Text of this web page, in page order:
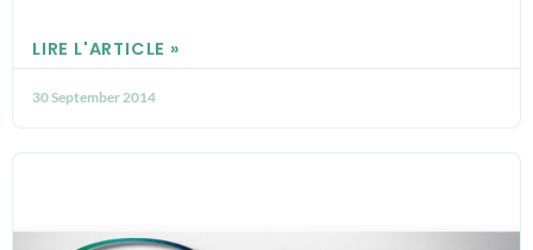
LIRE L'ARTICLE »
30 September 2014